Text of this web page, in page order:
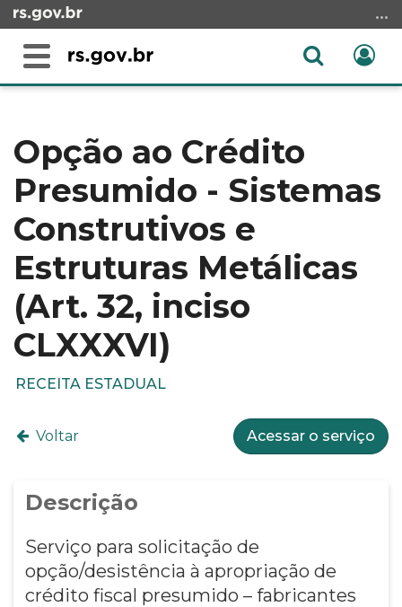
para
conteúdo
menu
para
busca
Alterna
Abrir
conteúdo
Opção ao Crédito
Presumido - Sistemas
Construtivos e
Estruturas Metálicas
(Art. 32, inciso
CLXXXVI)
RECEITA ESTADUAL
Voltar Acessar o serviço
Descrição
Serviço para solicitação de
opção/desistência à apropriação de
crédito fiscal presumido – fabricantes